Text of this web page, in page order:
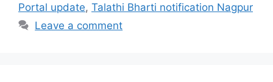
Portal update, Talathi Bharti notification Nagpur
Leave a comment